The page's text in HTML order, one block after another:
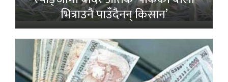
भित्राउनै पाउँदैनन् किसान’